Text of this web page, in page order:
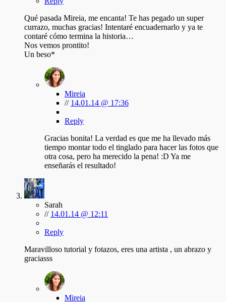
Qué pasada Mireia, me encanta! Te has pegado un super
currazo, muchas gracias! Intentaré encuadernarlo y ya te
contaré cómo termina la historia…
Nos vemos prontito!
Un beso*
Mireia
// 14.01.14 @ 17:36
Reply
Gracias bonita! La verdad es que me ha llevado más
tiempo montar todo el tinglado para hacer las fotos que
otra cosa, pero ha merecido la pena! :D Ya me
enseñarás el resultado!
Sarah
// 14.01.14 @ 12:11
Reply
Maravilloso tutorial y fotazos, eres una artista , un abrazo y
graciasss
Mireia